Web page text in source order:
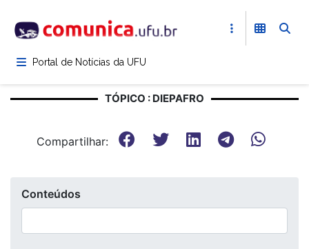
para
conteúdoPortal de Notícias da UFU
TÓPICO : DIEPAFRO
Compartilhar:
Conteúdos